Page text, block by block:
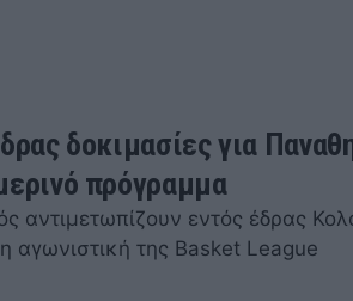
δοκιμασίες για
πρόγραμμα
αντιμετωπίζουν εντός έδρας
αγωνιστική της Basket League